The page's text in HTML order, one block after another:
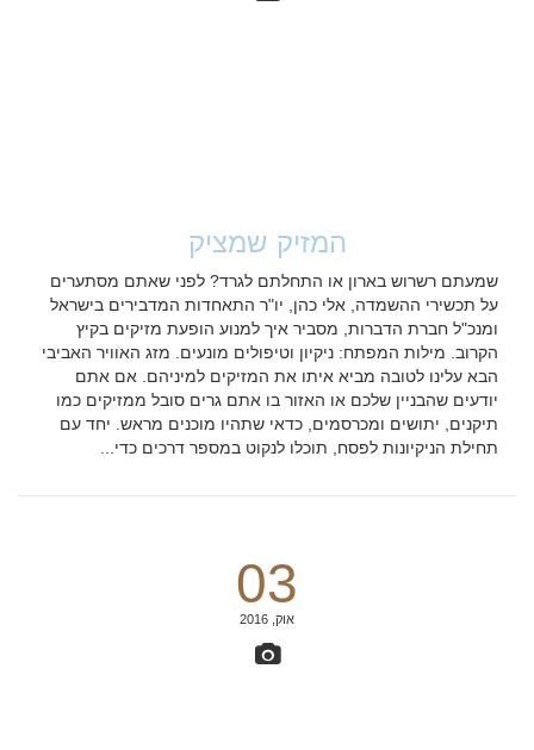
המזיק שמציק
שמעתם רשרוש בארון או התחלתם לגרד? לפני שאתם מסתערים
על תכשירי ההשמדה, אלי כהן, יו"ר התאחדות המדבירים בישראל
ומנכ"ל חברת הדברות, מסביר איך למנוע הופעת מזיקים בקיץ
הקרוב. מילות המפתח: ניקיון וטיפולים מונעים. מזג האוויר האביבי
הבא עלינו לטובה מביא איתו את המזיקים למיניהם. אם אתם
יודעים שהבניין שלכם או האזור בו אתם גרים סובל ממזיקים כמו
תיקנים, יתושים ומכרסמים, כדאי שתהיו מוכנים מראש. יחד עם
תחילת הניקיונות לפסח, תוכלו לנקוט במספר דרכים כדי...
03
אוק, 2016